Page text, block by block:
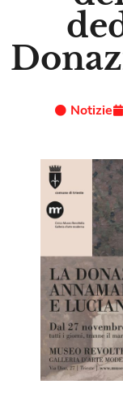
Notizie